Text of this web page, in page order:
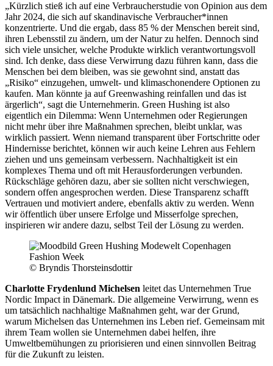
„Kürzlich stieß ich auf eine Verbraucherstudie von Opinion aus dem
Jahr 2024, die sich auf skandinavische Verbraucher*innen
konzentrierte. Und die ergab, dass 85 % der Menschen bereit sind,
ihren Lebensstil zu ändern, um der Natur zu helfen. Dennoch sind
sich viele unsicher, welche Produkte wirklich verantwortungsvoll
sind. Ich denke, dass diese Verwirrung dazu führen kann, dass die
Menschen bei dem bleiben, was sie gewohnt sind, anstatt das
„Risiko“ einzugehen, umwelt- und klimaschonendere Optionen zu
kaufen. Man könnte ja auf Greenwashing reinfallen und das ist
ärgerlich“, sagt die Unternehmerin. Green Hushing ist also
eigentlich ein Dilemma: Wenn Unternehmen oder Regierungen
nicht mehr über ihre Maßnahmen sprechen, bleibt unklar, was
wirklich passiert. Wenn niemand transparent über Fortschritte oder
Hindernisse berichtet, können wir auch keine Lehren aus Fehlern
ziehen und uns gemeinsam verbessern. Nachhaltigkeit ist ein
komplexes Thema und oft mit Herausforderungen verbunden.
Rückschläge gehören dazu, aber sie sollten nicht verschwiegen,
sondern offen angesprochen werden. Diese Transparenz schafft
Vertrauen und motiviert andere, ebenfalls aktiv zu werden. Wenn
wir öffentlich über unsere Erfolge und Misserfolge sprechen,
inspirieren wir andere dazu, selbst Teil der Lösung zu werden.
© Bryndis Thorsteinsdottir
Charlotte Frydenlund Michelsen leitet das Unternehmen True
Nordic Impact in Dänemark. Die allgemeine Verwirrung, wenn es
um tatsächlich nachhaltige Maßnahmen geht, war der Grund,
warum Michelsen das Unternehmen ins Leben rief. Gemeinsam mit
ihrem Team wollen sie Unternehmen dabei helfen, ihre
Umweltbemühungen zu priorisieren und einen sinnvollen Beitrag
für die Zukunft zu leisten.